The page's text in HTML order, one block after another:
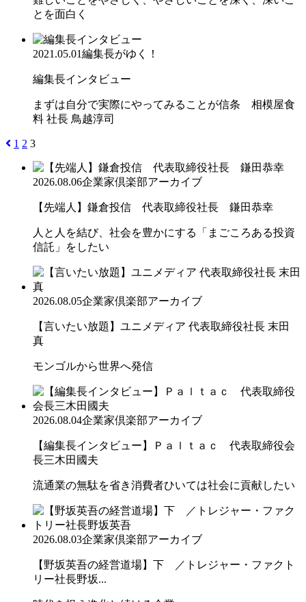
とを面白く
2021.05.01編集長がゆく！
編集長インタビュー
まずは自分で実際にやってみることが信条 相模屋食
料 社長 鳥越淳司
1 2 3
2026.08.06企業家倶楽部アーカイブ
【先端人】鎌倉投信 代表取締役社長 鎌田恭幸
人と人を結び、社会を豊かにする「まごころある投資
信託」をしたい
2026.08.05企業家倶楽部アーカイブ
【言いたい放題】ユニメディア 代表取締役社長 末田
真
モンゴルから世界へ発信
2026.08.04企業家倶楽部アーカイブ
【編集長インタビュー】Ｐａｌｔａｃ 代表取締役会
長三木田國夫
流通業の無駄を省き消費者ひいては社会に貢献したい
2026.08.03企業家倶楽部アーカイブ
【野坂英吾の経営道場】下 ／トレジャー・ファクト
リー社長野坂...